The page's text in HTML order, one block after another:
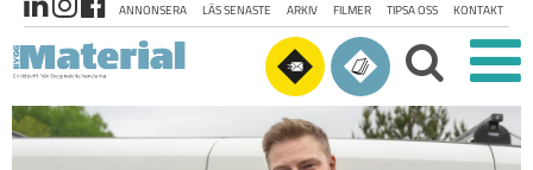
ANNONSERA LÄS SENASTE ARKIV FILMER TIPSA OSS KONTAKT